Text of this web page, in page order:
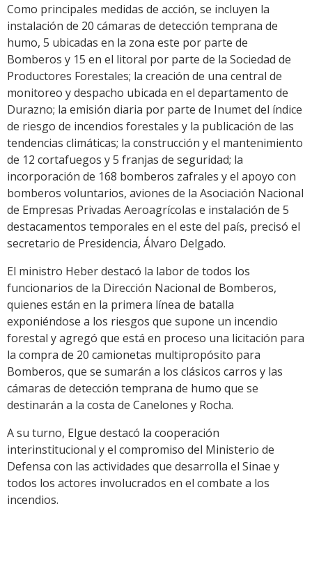
Como principales medidas de acción, se incluyen la
instalación de 20 cámaras de detección temprana de
humo, 5 ubicadas en la zona este por parte de
Bomberos y 15 en el litoral por parte de la Sociedad de
Productores Forestales; la creación de una central de
monitoreo y despacho ubicada en el departamento de
Durazno; la emisión diaria por parte de Inumet del índice
de riesgo de incendios forestales y la publicación de las
tendencias climáticas; la construcción y el mantenimiento
de 12 cortafuegos y 5 franjas de seguridad; la
incorporación de 168 bomberos zafrales y el apoyo con
bomberos voluntarios, aviones de la Asociación Nacional
de Empresas Privadas Aeroagrícolas e instalación de 5
destacamentos temporales en el este del país, precisó el
secretario de Presidencia, Álvaro Delgado.
El ministro Heber destacó la labor de todos los
funcionarios de la Dirección Nacional de Bomberos,
quienes están en la primera línea de batalla
exponiéndose a los riesgos que supone un incendio
forestal y agregó que está en proceso una licitación para
la compra de 20 camionetas multipropósito para
Bomberos, que se sumarán a los clásicos carros y las
cámaras de detección temprana de humo que se
destinarán a la costa de Canelones y Rocha.
A su turno, Elgue destacó la cooperación
interinstitucional y el compromiso del Ministerio de
Defensa con las actividades que desarrolla el Sinae y
todos los actores involucrados en el combate a los
incendios.